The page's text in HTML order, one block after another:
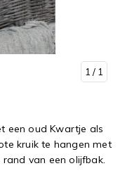
1 / 1
een oud Kwartje als
kruik te hangen met
van een olijfbak.